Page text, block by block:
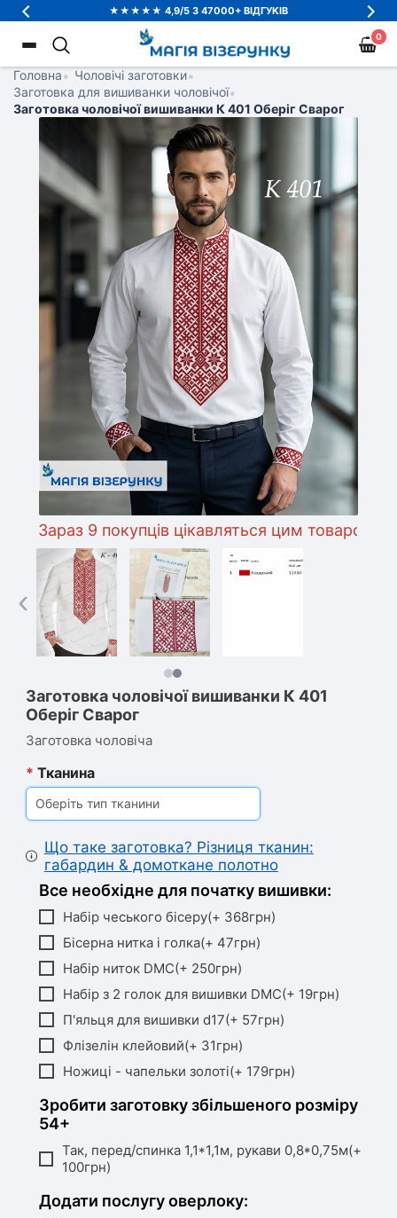
★★★★★ 4,9/5 З 47000+ ВІДГУКІВ
0
Головна• Чоловічі заготовки•
Заготовка для вишиванки чоловічої•
Заготовка чоловічої вишиванки К 401 Оберіг Сварог
Зараз 9 покупців цікавляться цим товаром
‹
Заготовка чоловічої вишиванки К 401
Оберіг Сварог
Заготовка чоловіча
* Тканина
Оберіть тип тканини
Що таке заготовка? Різниця тканин:
габардин & домоткане полотно
Все необхідне для початку вишивки:
Набір чеського бісеру(+ 368грн)
Бісерна нитка і голка(+ 47грн)
Набір ниток DMC(+ 250грн)
Набір з 2 голок для вишивки DMC(+ 19грн)
П'яльця для вишивки d17(+ 57грн)
Флізелін клейовий(+ 31грн)
Ножиці - чапельки золоті(+ 179грн)
Зробити заготовку збільшеного розміру
54+
Так, перед/спинка 1,1*1,1м, рукави 0,8*0,75м(+
100грн)
Додати послугу оверлоку: